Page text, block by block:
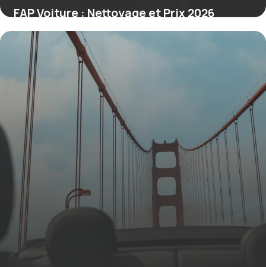
FAP Voiture : Nettoyage et Prix 2026
23 juin 2026